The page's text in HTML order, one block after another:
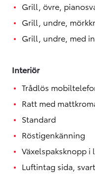
Grill, övre,
Grill, undre,
Grill, undre, med
Interiör
Trådlös
Ratt med
Standard
Röstigenkänning
Växelspaksknopp i
Luftintag sida,